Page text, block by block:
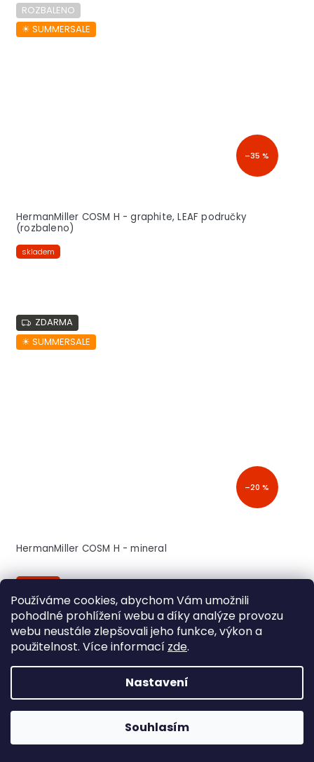
Používáme cookies, abychom Vám umožnili
pohodlné prohlížení webu a díky analýze provozu
webu neustále zlepšovali jeho funkce, výkon a
použitelnost. Více informací zde.
Nastavení
Souhlasím
ROZBALENO
☀︎ SUMMERSALE
–35 %
HermanMiller COSM H - graphite, LEAF područky
(rozbaleno)
skladem
ZDARMA
☀︎ SUMMERSALE
–20 %
HermanMiller COSM H - mineral
ZDARMA